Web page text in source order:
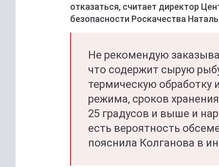
отказаться, считает директор
безопасности Роскачества
Не рекомендую
что содержит сырую
термическую обработку
режима, сроков
25 градусов и выше и
есть вероятность
пояснила Колганова в